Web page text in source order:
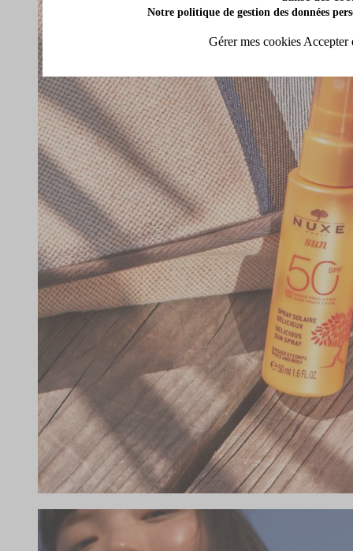
Notre politique de gestion des données
Gérer mes cookies Accepter